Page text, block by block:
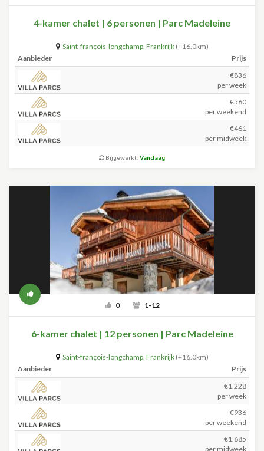
4-kamer chalet | 6 personen | Parc Madeleine
Saint-françois-longchamp, Frankrijk (+16.0km)
Aanbieder
Prijs
€836
per week
€560
per weekend
€461
per midweek
Bijgewerkt: Vandaag
0 1-12
6-kamer chalet | 12 personen | Parc Madeleine
Saint-françois-longchamp, Frankrijk (+16.0km)
Aanbieder
Prijs
€1.228
per week
€936
per weekend
€1.685
per midweek